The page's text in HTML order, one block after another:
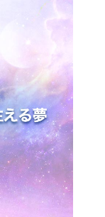
夢
夢